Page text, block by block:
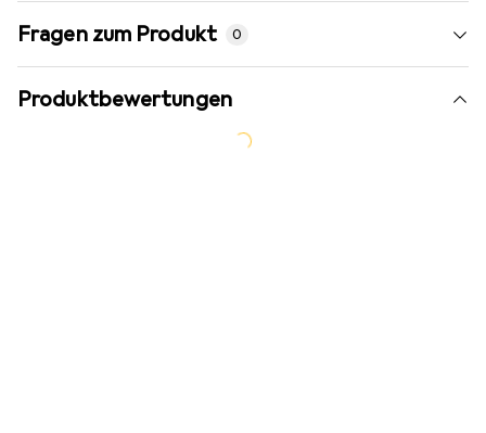
Fragen zum Produkt 0
Produktbewertungen